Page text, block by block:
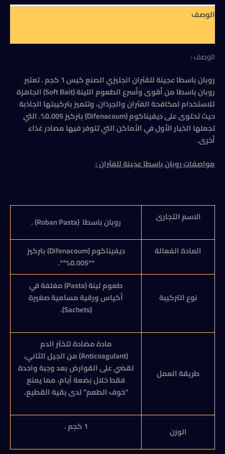
كيس
1
الوصف
الوصف :
روبان باسطا عجينة للفئران انجليزي الصنع كيس 1 كجم . تعتبر
روبان باسطا من أقوى وأسرع الطعوم اللينة (Soft Bait) الجاهزة
للاستخدام لمكافحة الفئران والجرذان، وتتميز بتركيبتها الجاذبة
حيث تحتوى على ديفيناكوم (Difenacoum) بتركيز 0.005%. التي
تجعلها الخيار الأول في الأماكن التي تتوفر فيها مصادر غذاء
أخرى.
مواصفاتروبان باسطا عجينة للفئران :
الاسم التجارى روبان باسطا (Roban Pasta
) .
المادة الفعالة ديفيناكوم (Difenacoum) بتركيز
**0.005%**.
نوع التركيبة
طعوم لينة (Pasta) مغلفة في
أكياس ورقية مسامية صغيرة
(
Sachets
).
طريقة العمل
مادة مضادة لتخثر الدم
(
Anticoagulant) من الجيل الثاني،
تقضي على القوارض بعد وجبة واحدة
فقط خلال بضعة أيام، مما يمنع
“خوف الطعم” لدى بقية القطيع.
الوزن 1 كجم .